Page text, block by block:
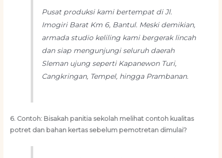
Pusat produksi kami bertempat di Jl.
Imogiri Barat Km 6, Bantul. Meski demikian,
armada studio keliling kami bergerak lincah
dan siap mengunjungi seluruh daerah
Sleman ujung seperti Kapanewon Turi,
Cangkringan, Tempel, hingga Prambanan.
6. Contoh: Bisakah panitia sekolah melihat contoh kualitas
potret dan bahan kertas sebelum pemotretan dimulai?